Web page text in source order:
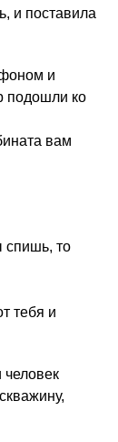
и поставила
и
подошли ко
вам
спишь, то
тебя и